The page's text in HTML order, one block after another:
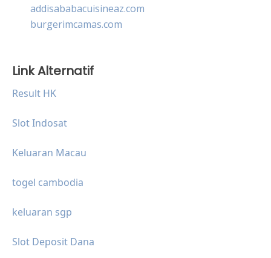
addisababacuisineaz.com
burgerimcamas.com
Link Alternatif
Result HK
Slot Indosat
Keluaran Macau
togel cambodia
keluaran sgp
Slot Deposit Dana